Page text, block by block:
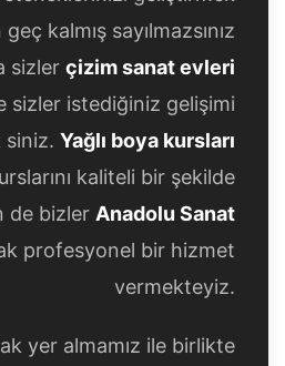
kalmış sayılmazsınız
sizler çizim sanat evleri
sizler istediğiniz gelişimi
siniz. Yağlı boya kursları
kaliteli bir şekilde
de bizler Anadolu Sanat
profesyonel bir hizmet
vermekteyiz.
yer almamız ile birlikte